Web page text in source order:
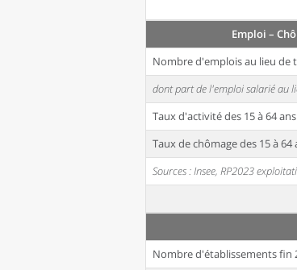
Emploi –
Nombre d'emplois au lieu de
dont part de l'emploi salarié au
Taux d'activité des 15 à 64
Taux de chômage des 15 à 64
Sources : Insee, RP2023
Nombre d'établissements fin